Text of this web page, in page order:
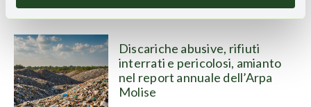
Discariche abusive, rifiuti
interrati e pericolosi, amianto
nel report annuale dell’Arpa
Molise